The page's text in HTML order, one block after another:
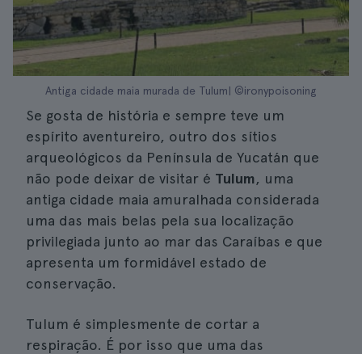
Antiga cidade maia murada de Tulum| ©ironypoisoning
Se gosta de história e sempre teve um
espírito aventureiro, outro dos sítios
arqueológicos da Península de Yucatán que
não pode deixar de visitar é Tulum, uma
antiga cidade maia amuralhada considerada
uma das mais belas pela sua localização
privilegiada junto ao mar das Caraíbas e que
apresenta um formidável estado de
conservação.
Tulum é simplesmente de cortar a
respiração. É por isso que uma das